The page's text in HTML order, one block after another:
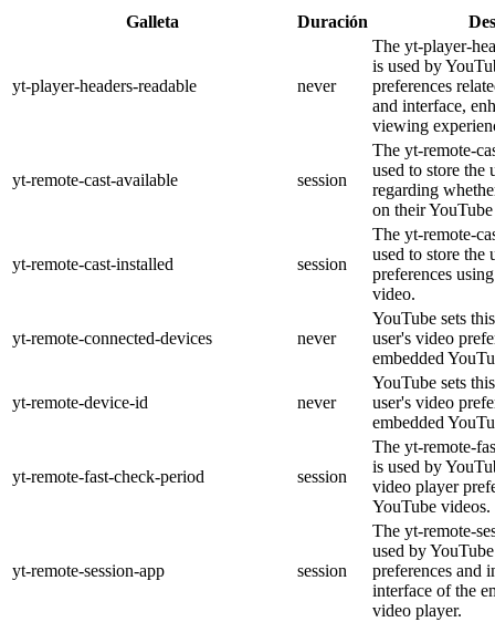
Galleta Duración
yt-player-headers-readable never
The yt-player-
is used by
preferences
and interface,
viewing
yt-remote-cast-available session
The yt-remote-
used to store the
regarding
on their
yt-remote-cast-installed session
The yt-remote-
used to store the
preferences
video.
yt-remote-connected-devices never
YouTube sets
user's video
embedded
yt-remote-device-id never
YouTube sets
user's video
embedded
yt-remote-fast-check-period session
The yt-remote-
is used by
video player
YouTube videos.
yt-remote-session-app session
The yt-remote-
used by
preferences and
interface of the
video player.